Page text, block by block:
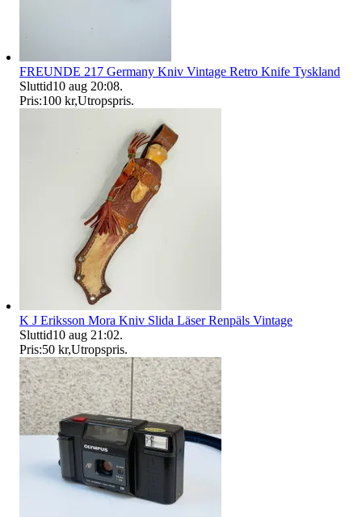
FREUNDE 217 Germany Kniv Vintage Retro Knife Tyskland
Sluttid10 aug 20:08.
Pris:100 kr,Utropspris.
K J Eriksson Mora Kniv Slida Läser Renpäls Vintage
Sluttid10 aug 21:02.
Pris:50 kr,Utropspris.